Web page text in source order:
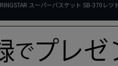
RINGSTAR スーパーバスケット SB-370レツ